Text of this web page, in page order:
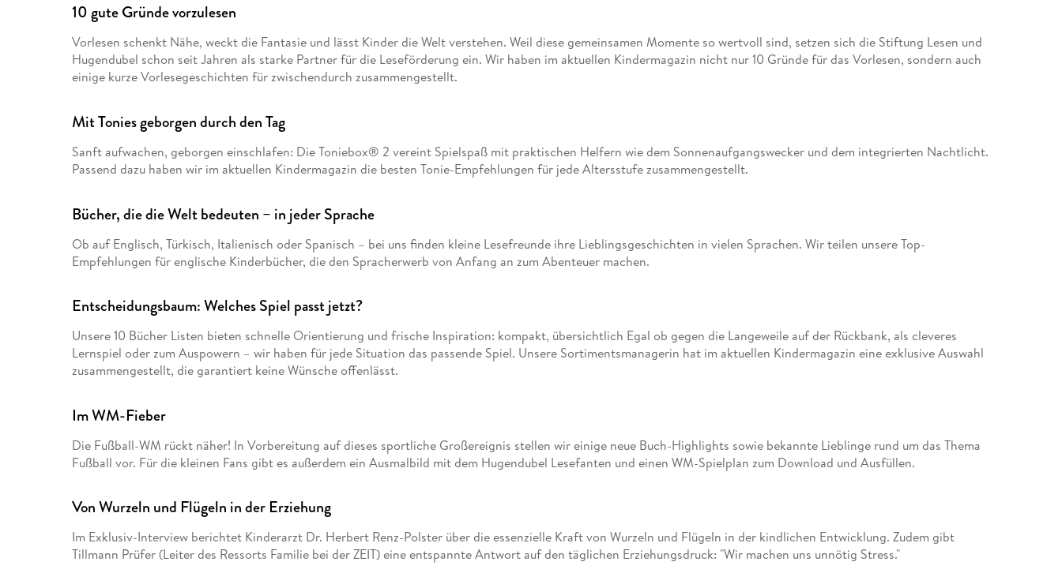
10 gute Gründe vorzulesen
Vorlesen schenkt Nähe, weckt die Fantasie und lässt Kinder die Welt verstehen. Weil diese gemeinsamen Momente so wertvoll sind, setzen sich die Stiftung Lesen und
Hugendubel schon seit Jahren als starke Partner für die Leseförderung ein. Wir haben im aktuellen Kindermagazin nicht nur 10 Gründe für das Vorlesen, sondern auch
einige kurze Vorlesegeschichten für zwischendurch zusammengestellt.
Mit Tonies geborgen durch den Tag
Sanft aufwachen, geborgen einschlafen: Die Toniebox® 2 vereint Spielspaß mit praktischen Helfern wie dem Sonnenaufgangswecker und dem integrierten Nachtlicht.
Passend dazu haben wir im aktuellen Kindermagazin die besten Tonie-Empfehlungen für jede Altersstufe zusammengestellt.
Bücher, die die Welt bedeuten – in jeder Sprache
Ob auf Englisch, Türkisch, Italienisch oder Spanisch – bei uns finden kleine Lesefreunde ihre Lieblingsgeschichten in vielen Sprachen. Wir teilen unsere Top-
Empfehlungen für englische Kinderbücher, die den Spracherwerb von Anfang an zum Abenteuer machen.
Entscheidungsbaum: Welches Spiel passt jetzt?
Unsere 10 Bücher Listen bieten schnelle Orientierung und frische Inspiration: kompakt, übersichtlich Egal ob gegen die Langeweile auf der Rückbank, als cleveres
Lernspiel oder zum Auspowern – wir haben für jede Situation das passende Spiel. Unsere Sortimentsmanagerin hat im aktuellen Kindermagazin eine exklusive Auswahl
zusammengestellt, die garantiert keine Wünsche offenlässt.
Im WM-Fieber
Die Fußball-WM rückt näher! In Vorbereitung auf dieses sportliche Großereignis stellen wir einige neue Buch-Highlights sowie bekannte Lieblinge rund um das Thema
Fußball vor. Für die kleinen Fans gibt es außerdem ein Ausmalbild mit dem Hugendubel Lesefanten und einen WM-Spielplan zum Download und Ausfüllen.
Von Wurzeln und Flügeln in der Erziehung
Im Exklusiv-Interview berichtet Kinderarzt Dr. Herbert Renz-Polster über die essenzielle Kraft von Wurzeln und Flügeln in der kindlichen Entwicklung. Zudem gibt
Tillmann Prüfer (Leiter des Ressorts Familie bei der ZEIT) eine entspannte Antwort auf den täglichen Erziehungsdruck: "Wir machen uns unnötig Stress."